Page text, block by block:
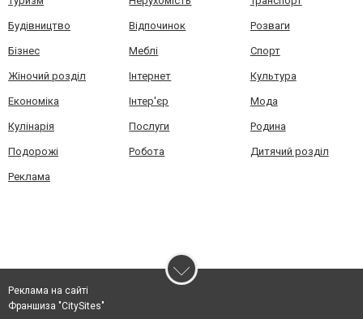
Будівництво Відпочинок Розваги
Бізнес Меблі Спорт
Жіночий розділ Інтернет Культура
Економіка Інтер'єр Мода
Кулінарія Послуги Родина
Подорожі Робота Дитячий розділ
Реклама
Реклама на сайті
Франшиза "CitySites"